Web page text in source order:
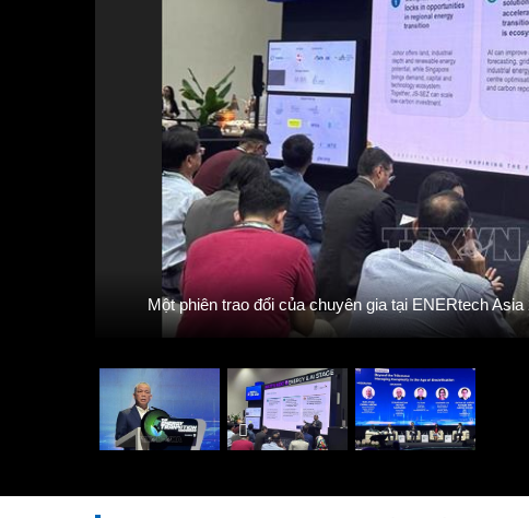
Một phiên trao đổi của chuyên gia tại ENERtech